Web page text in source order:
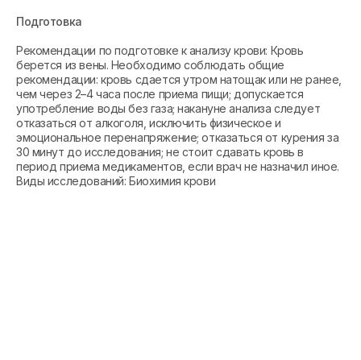
Подготовка
Рекомендации по подготовке к анализу крови: Кровь
берется из вены. Необходимо соблюдать общие
рекомендации: кровь сдается утром натощак или не ранее,
чем через 2–4 часа после приема пищи; допускается
употребление воды без газа; накануне анализа следует
отказаться от алкоголя, исключить физическое и
эмоциональное перенапряжение; отказаться от курения за
30 минут до исследования; не стоит сдавать кровь в
период приема медикаментов, если врач не назначил иное.
Виды исследований: Биохимия крови